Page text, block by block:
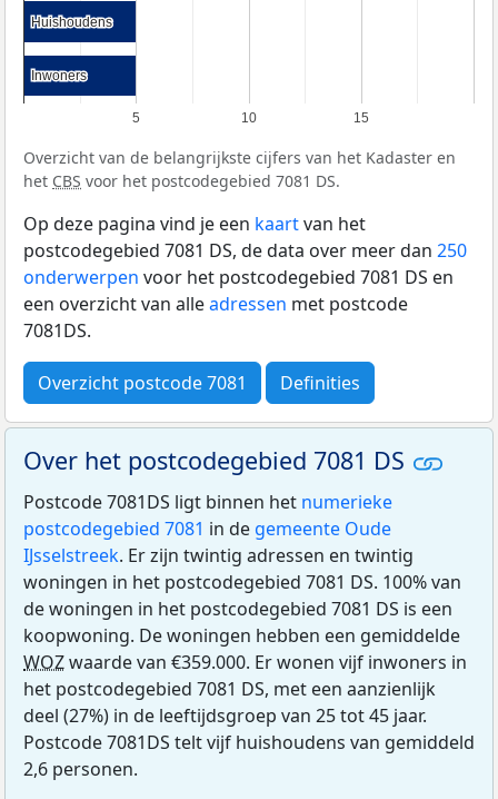
5 10 15
Huishoudens
Huishoudens
Inwoners
Inwoners
Overzicht van de belangrijkste cijfers van het Kadaster en
het CBS voor het postcodegebied 7081 DS.
Op deze pagina vind je een kaartvan het
postcodegebied 7081 DS, de data over meer dan 250
onderwerpen voor het postcodegebied 7081 DS en
een overzicht van alleadressen met postcode
7081DS.
Overzicht postcode 7081 Definities
Over het postcodegebied 7081 DS
Postcode 7081DS ligt binnen het numerieke
postcodegebied 7081 in de gemeente Oude
IJsselstreek. Er zijn twintig adressen en twintig
woningen in het postcodegebied 7081 DS. 100% van
de woningen in het postcodegebied 7081 DS is een
koopwoning. De woningen hebben een gemiddelde
WOZwaarde van €359.000. Er wonen vijf inwoners in
het postcodegebied 7081 DS, met een aanzienlijk
deel (27%) in de leeftijdsgroep van 25 tot 45 jaar.
Postcode 7081DS telt vijf huishoudens van gemiddeld
2,6 personen.